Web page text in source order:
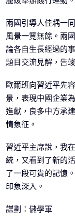
兩國引導人佳耦一
風景一覽無餘。兩
論各自生長經過的
題目交流見解，告
歐爾班向習近平先
景，表現中國企業
進獻，良多中方承
情象征。
習近平主席說，我
統，又看到了新的
了一段可貴的記憶
印象深入。
謀劃：儲學軍